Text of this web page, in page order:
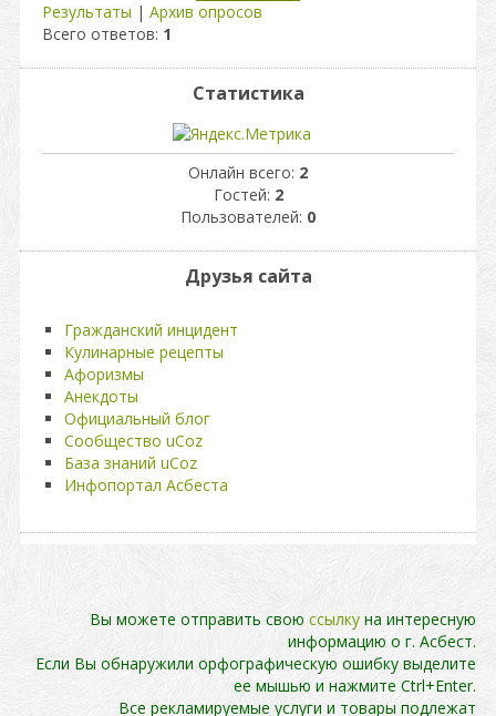
Результаты | Архив опросов
Всего ответов: 1
Статистика
Онлайн всего: 2
Гостей: 2
Пользователей: 0
Друзья сайта
Гражданский инцидент
Кулинарные рецепты
Афоризмы
Анекдоты
Официальный блог
Сообщество uCoz
База знаний uCoz
Инфопортал Асбеста
Вы можете отправить свою ссылку на интересную
информацию о г. Асбест.
Если Вы обнаружили орфографическую ошибку выделите
ее мышью и нажмите Ctrl+Enter.
Все рекламируемые услуги и товары подлежат